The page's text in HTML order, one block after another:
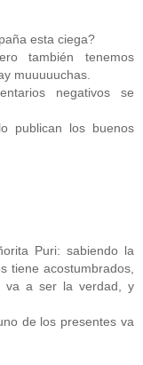
esta ciega?
también tenemos
muuuuuchas.
negativos se
publican los buenos
Puri: sabiendo la
tiene acostumbrados,
va a ser la verdad, y
de los presentes va